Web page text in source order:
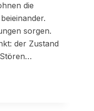
die
sorgen.
der Zustand